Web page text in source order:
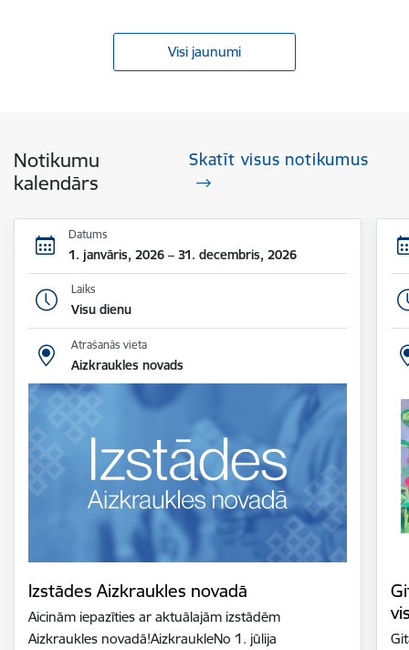
Visi jaunumi
Notikumu
kalendārs
Skatīt visus notikumus
Datums
1. janvāris, 2026 – 31. decembris, 2026
Laiks
Visu dienu
Atrašanās vieta
Aizkraukles novads
Izstādes Aizkraukles novadā
Aicinām iepazīties ar aktuālajām izstādēm
Aizkraukles novadā!AizkraukleNo 1. jūlija